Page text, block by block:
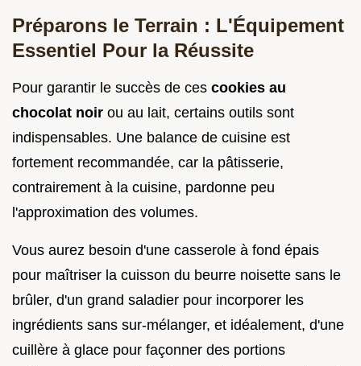
Préparons le Terrain : L'Équipement
Essentiel Pour la Réussite
Pour garantir le succès de ces cookies au
chocolat noir ou au lait, certains outils sont
indispensables. Une balance de cuisine est
fortement recommandée, car la pâtisserie,
contrairement à la cuisine, pardonne peu
l'approximation des volumes.
Vous aurez besoin d'une casserole à fond épais
pour maîtriser la cuisson du beurre noisette sans le
brûler, d'un grand saladier pour incorporer les
ingrédients sans sur-mélanger, et idéalement, d'une
cuillère à glace pour façonner des portions